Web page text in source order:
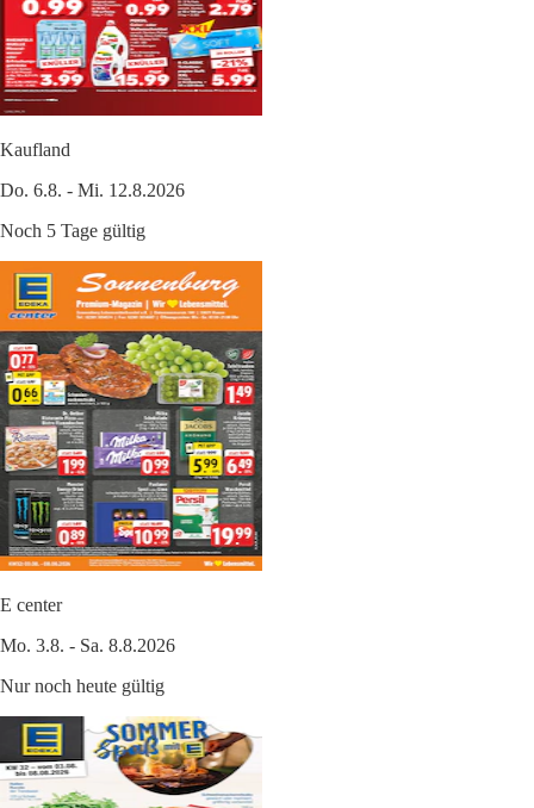
Kaufland
Do. 6.8. - Mi. 12.8.2026
Noch 5 Tage gültig
E center
Mo. 3.8. - Sa. 8.8.2026
Nur noch heute gültig